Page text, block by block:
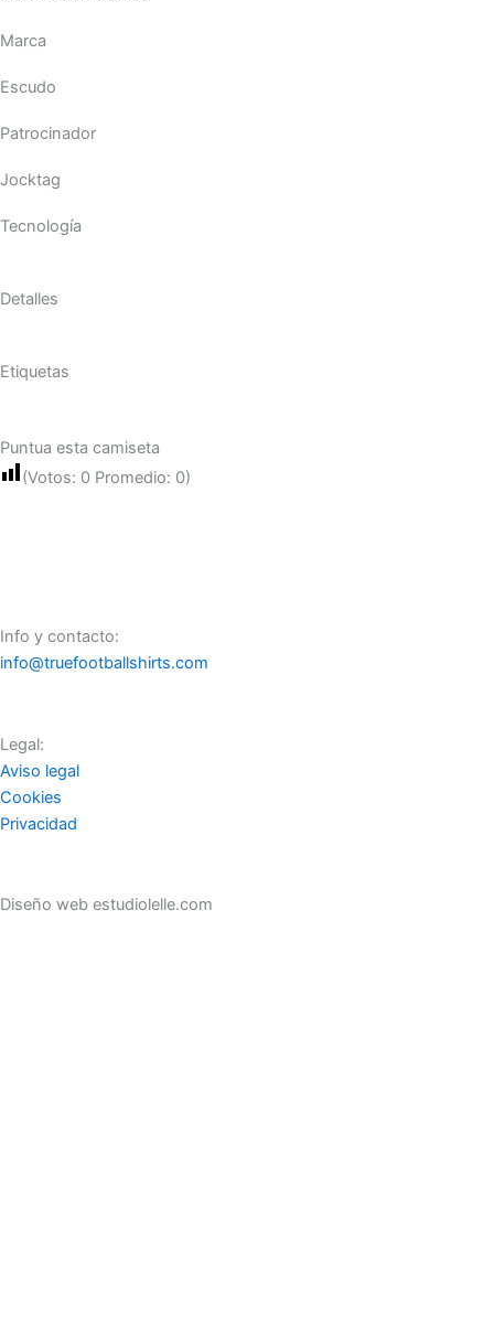
Marca
Escudo
Patrocinador
Jocktag
Tecnología
Detalles
Etiquetas
Puntua esta camiseta
(Votos: 0 Promedio: 0)
Info y contacto:
info@truefootballshirts.com
Legal:
Aviso legal
Cookies
Privacidad
Diseño web estudiolelle.com